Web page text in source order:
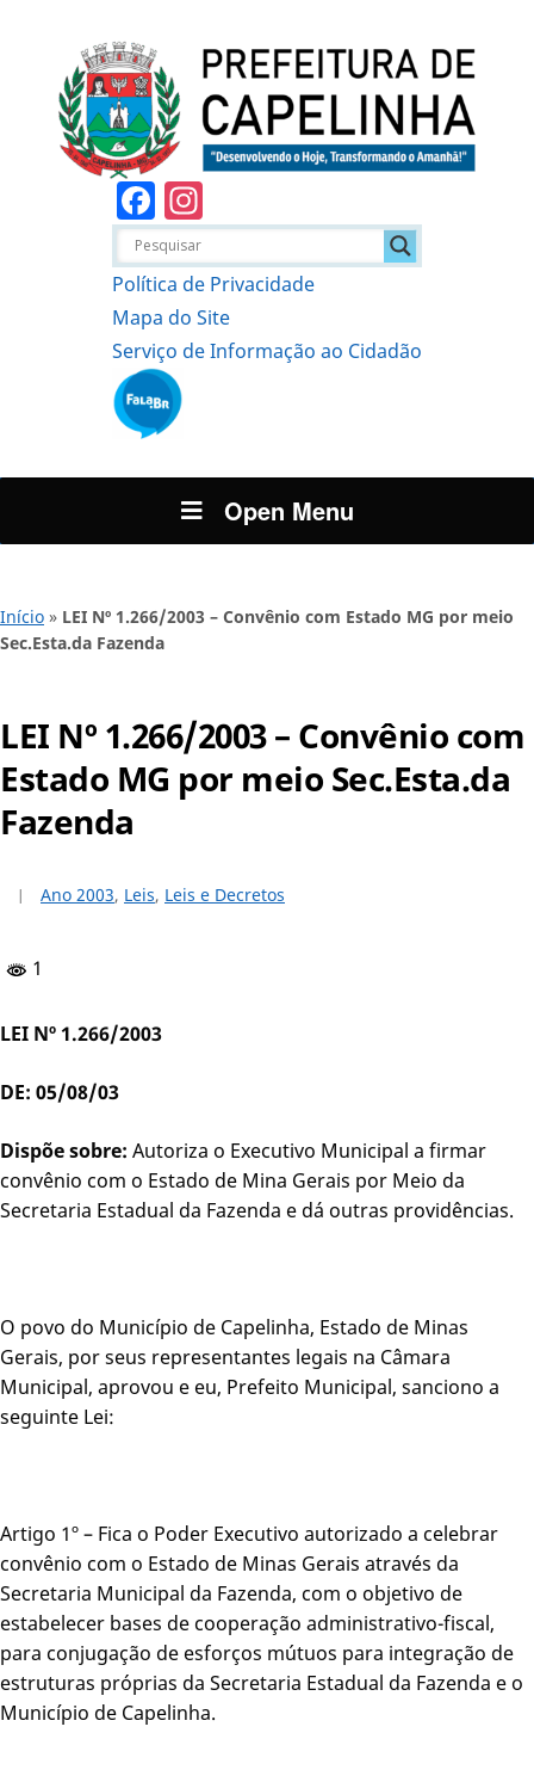
Facebook
Política de Privacidade
Mapa do Site
Serviço de Informação ao Cidadão
Open Menu
Início » LEI Nº 1.266/2003 – Convênio com Estado MG por meio
Sec.Esta.da Fazenda
LEI Nº 1.266/2003 – Convênio com
Estado MG por meio Sec.Esta.da
Fazenda
Ano 2003, Leis, Leis e Decretos
1
LEI Nº 1.266/2003
DE: 05/08/03
Dispõe sobre: Autoriza o Executivo Municipal a firmar
convênio com o Estado de Mina Gerais por Meio da
Secretaria Estadual da Fazenda e dá outras providências.
O povo do Município de Capelinha, Estado de Minas
Gerais, por seus representantes legais na Câmara
Municipal, aprovou e eu, Prefeito Municipal, sanciono a
seguinte Lei:
Artigo 1º – Fica o Poder Executivo autorizado a celebrar
convênio com o Estado de Minas Gerais através da
Secretaria Municipal da Fazenda, com o objetivo de
estabelecer bases de cooperação administrativo-fiscal,
para conjugação de esforços mútuos para integração de
estruturas próprias da Secretaria Estadual da Fazenda e o
Município de Capelinha.